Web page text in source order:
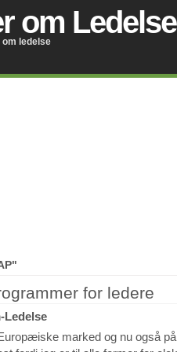
om Ledelse
om ledelse
for ledere
Ledelse
marked og nu også